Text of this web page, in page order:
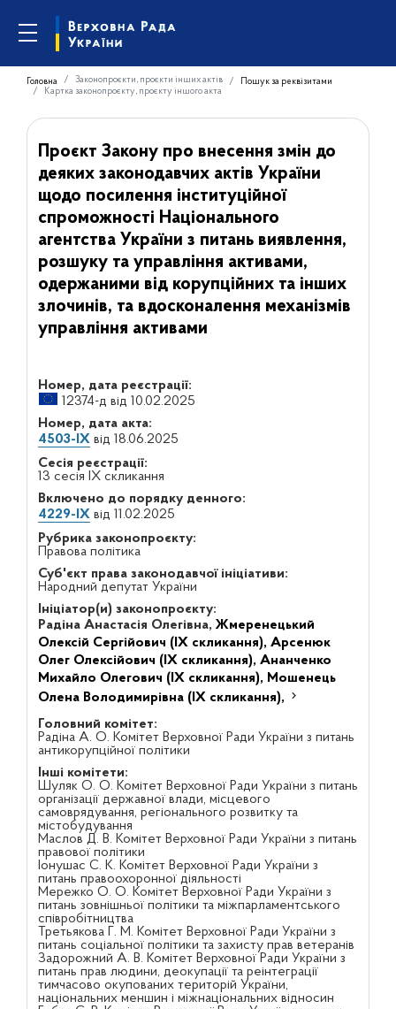
Головна Законопроєкти, проєкти інших актів
Пошук за реквізитами
Картка законопроєкту, проєкту іншого акта
Проєкт Закону про внесення змін до
деяких законодавчих актів України
щодо посилення інституційної
спроможності Національного
агентства України з питань виявлення,
розшуку та управління активами,
одержаними від корупційних та інших
злочинів, та вдосконалення механізмів
управління активами
Номер, дата реєстрації:
12374-д від 10.02.2025
Номер, дата акта:
4503-IXвід 18.06.2025
Сесія реєстрації:
13 сесія IX скликання
Включено до порядку денного:
4229-IXвід 11.02.2025
Рубрика законопроєкту:
Правова політика
Суб'єкт права законодавчої ініціативи:
Народний депутат України
Ініціатор(и) законопроєкту:
Радіна Анастасія Олегівна, Жмеренецький
Олексій Сергійович (IX скликання), Арсенюк
Олег Олексійович (IX скликання), Ананченко
Михайло Олегович (IX скликання), Мошенець
Олена Володимирівна (IX скликання),
Головний комітет:
Радіна А. О. Комітет Верховної Ради України з питань
антикорупційної політики
Інші комітети:
Шуляк О. О. Комітет Верховної Ради України з питань
організації державної влади, місцевого
самоврядування, регіонального розвитку та
містобудування
Маслов Д. В. Комітет Верховної Ради України з питань
правової політики
Іонушас С. К. Комітет Верховної Ради України з
питань правоохоронної діяльності
Мережко О. О. Комітет Верховної Ради України з
питань зовнішньої політики та міжпарламентського
співробітництва
Третьякова Г. М. Комітет Верховної Ради України з
питань соціальної політики та захисту прав ветеранів
Задорожний А. В. Комітет Верховної Ради України з
питань прав людини, деокупації та реінтеграції
тимчасово окупованих територій України,
національних меншин і міжнаціональних відносин